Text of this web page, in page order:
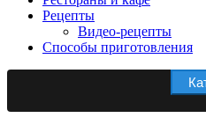
Рецепты
Видео-рецепты
Способы приготовления